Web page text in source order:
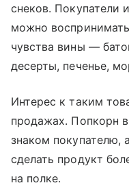
снеков. Покупатели
можно
чувства вины —
десерты, печенье,
Интерес к таким
продажах. Попкорн
знаком покупателю,
сделать продукт
на полке.